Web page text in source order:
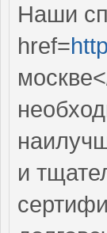
Наши
href=
и